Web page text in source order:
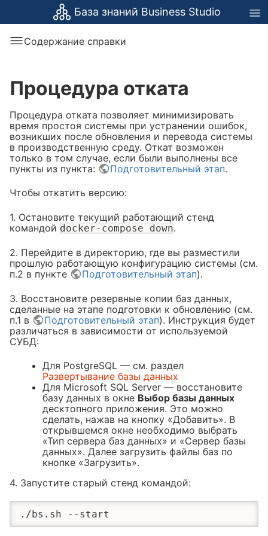
своевременно" при запуске
Параметр задан
Инициализатор типа
выдал исключение. в
База знаний Business Studio
Содержание справки
Процедура отката
Процедура отката позволяет минимизировать
время простоя системы при устранении ошибок,
возникших после обновления и перевода системы
в производственную среду. Откат возможен
только в том случае, если были выполнены все
пункты из пункта:
Подготовительный этап.
Чтобы откатить версию:
1. Остановите текущий работающий стенд
командой docker-compose down.
2. Перейдите в директорию, где вы разместили
прошлую работающую конфигурацию системы (см.
п.2 в пункте
Подготовительный этап).
3. Восстановите резервные копии баз данных,
сделанные на этапе подготовки к обновлению (см.
п.1 в
Подготовительный этап). Инструкция будет
различаться в зависимости от используемой
СУБД:
Для PostgreSQL — см. раздел
Развертывание базы данных
Для Microsoft SQL Server — восстановите
базу данных в окне Выбор базы данных
десктопного приложения. Это можно
сделать, нажав на кнопку «Добавить». В
открывшемся окне необходимо выбрать
«Тип сервера баз данных» и «Сервер базы
данных». Далее загрузить файлы баз по
кнопке «Загрузить».
4. Запустите старый стенд командой:
./bs.sh --start